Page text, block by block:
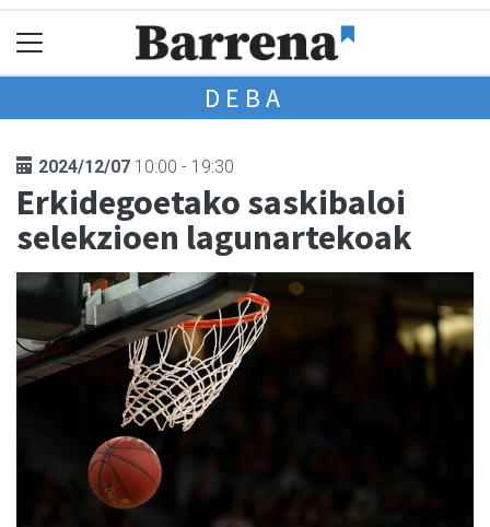
DEBA
2024/12/07 10:00 - 19:30
Erkidegoetako saskibaloi
selekzioen lagunartekoak